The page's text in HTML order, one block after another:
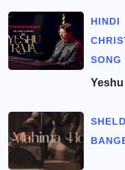
HINDI
SONG
Yeshu